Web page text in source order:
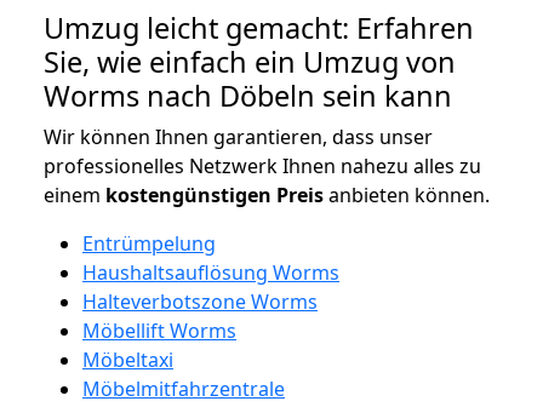
Umzug leicht gemacht: Erfahren
Sie, wie einfach ein Umzug von
Worms nach Döbeln sein kann
Wir können Ihnen garantieren, dass unser
professionelles Netzwerk Ihnen nahezu alles zu
einem kostengünstigen Preisanbieten können.
Entrümpelung
Haushaltsauflösung Worms
Halteverbotszone Worms
Möbellift Worms
Möbeltaxi
Möbelmitfahrzentrale